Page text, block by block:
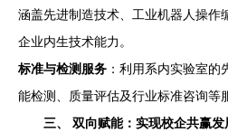
涵盖先进制造技术、工业机器人操作
企业内生技术能力。
标准与检测服务 ：利用系内实验室
能检测、质量评估及行业标准咨询等
三、 双向赋能：实现校企共赢发